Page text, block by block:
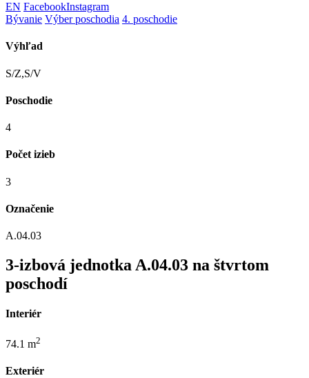
EN FacebookInstagram
Bývanie Výber poschodia 4. poschodie
Výhľad
S/Z,S/V
Poschodie
4
Počet izieb
3
Označenie
A.04.03
3-izbová jednotka A.04.03 na štvrtom
poschodí
Interiér
74.1 m2
Exteriér